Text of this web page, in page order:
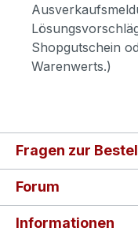
Shopgutschein
Warenwerts.)
Fragen zur
Forum
Informationen